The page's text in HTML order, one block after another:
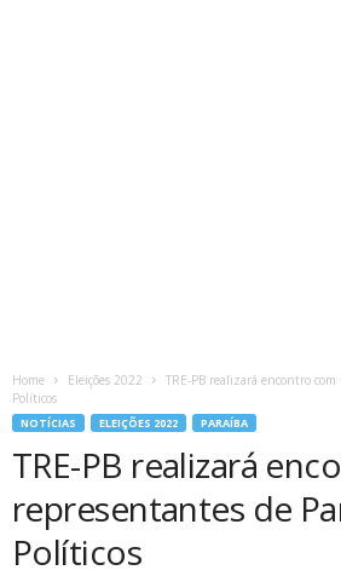
Home Eleições 2022
TRE-PB realizará encontro
Políticos
NOTÍCIAS ELEIÇÕES 2022 PARAÍBA
TRE-PB realizará
representantes de
Políticos